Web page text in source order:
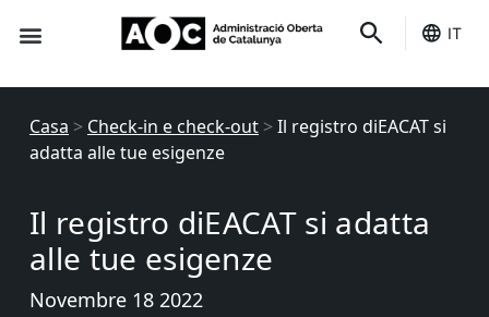
IT
Casa > Check-in e check-out >Il registro diEACAT si
adatta alle tue esigenze
Il registro diEACAT si adatta
alle tue esigenze
Novembre 18 2022